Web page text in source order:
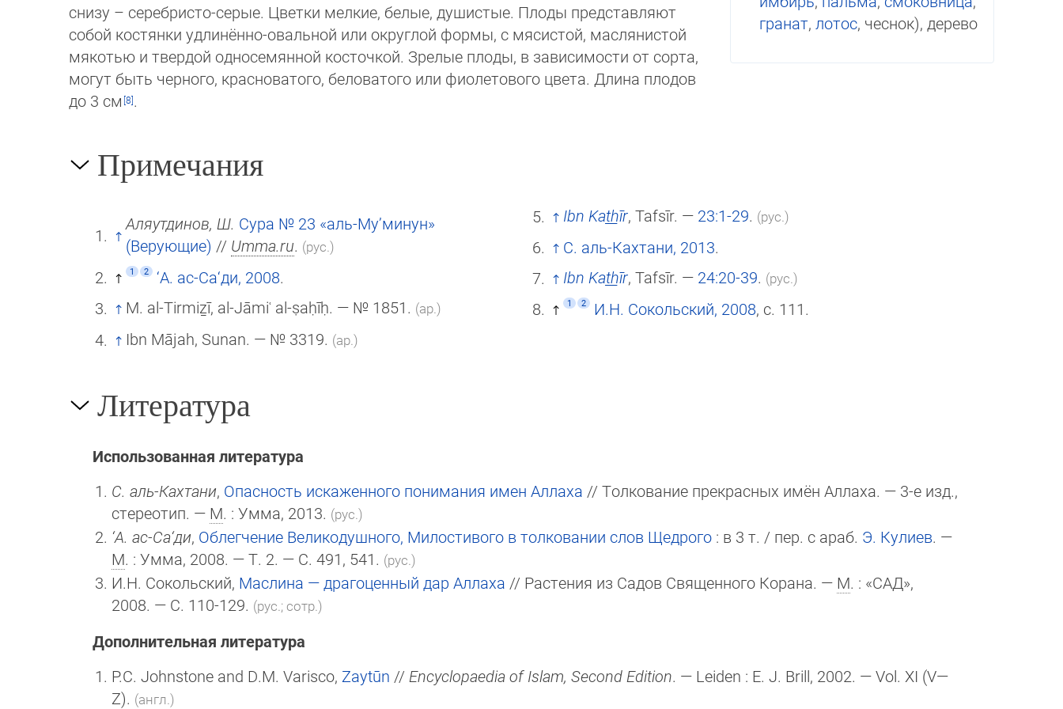
гранат, лотос, чеснок), дерево
снизу – серебристо-серые. Цветки мелкие, белые, душистые. Плоды представля­ют
собой костянки удлинённо-овальной или округлой формы, с мясистой, маслянис­той
мякотью и твердой односемянной косточкой. Зрелые плоды, в зависимости от сор­та,
могут быть черного, красноватого, беловатого или фиолетового цвета. Длина пло­дов
до 3 см
.
Примечания
Аляутдинов, Ш. Сура № 23 «аль-Му’минун»
(Верующие) // Umma.ru. (рус.)
1 2 ‘А. ас-Са‘ди, 2008.
M. al-Tirmiẕī, al-Jāmiʿ al-ṣaḥīḥ. — № 1851. (ар.)
Ibn Mājah, Sunan. — № 3319. (ар.)
Ibn Kat̲h̲īr, Tafsīr. — 23:1-29. (рус.)
С. аль-Кахтани, 2013.
Ibn Kat̲h̲īr, Tafsīr. — 24:20-39. (рус.)
1 2 И.Н. Сокольский, 2008, с. 111.
Литература
Использованная литература
С. аль-Кахтани, Опасность искаженного понимания имен Аллаха // Толкование прекрасных имён Аллаха. — 3-е изд.,
стереотип. — М. : Умма, 2013. (рус.)
‘А. ас-Са‘ди, Облегчение Великодушного, Милостивого в толковании слов Щедрого : в 3 т. / пер. с араб. Э. Кулиев. —
М. : Умма, 2008. — Т. 2. — С. 491, 541. (рус.)
И.Н. Сокольский, Маслина — драгоценный дар Аллаха // Растения из Садов Священного Корана. — М. : «САД»,
2008. — С. 110-129. (рус.; сотр.)
Дополнительная литература
P.C. Johnstone and D.M. Varisco, Zaytūn // Encyclopaedia of Islam, Second Edition. — Leiden : E. J. Brill, 2002. — Vol. XI (V—
Z). (англ.)